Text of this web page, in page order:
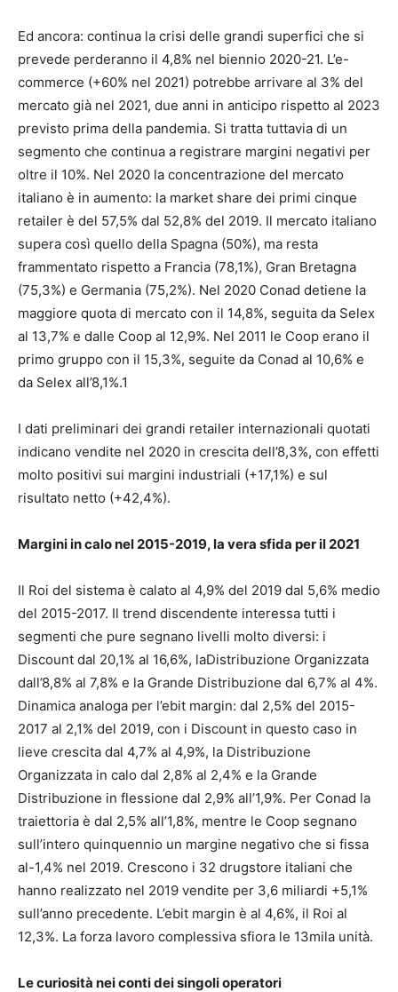
Ed ancora: continua la crisi delle grandi superfici che si
prevede perderanno il 4,8% nel biennio 2020-21. L’e-
commerce (+60% nel 2021) potrebbe arrivare al 3% del
mercato già nel 2021, due anni in anticipo rispetto al 2023
previsto prima della pandemia. Si tratta tuttavia di un
segmento che continua a registrare margini negativi per
oltre il 10%. Nel 2020 la concentrazione del mercato
italiano è in aumento: la market share dei primi cinque
retailer è del 57,5% dal 52,8% del 2019. Il mercato italiano
supera così quello della Spagna (50%), ma resta
frammentato rispetto a Francia (78,1%), Gran Bretagna
(75,3%) e Germania (75,2%). Nel 2020 Conad detiene la
maggiore quota di mercato con il 14,8%, seguita da Selex
al 13,7% e dalle Coop al 12,9%. Nel 2011 le Coop erano il
primo gruppo con il 15,3%, seguite da Conad al 10,6% e
da Selex all’8,1%.1
I dati preliminari dei grandi retailer internazionali quotati
indicano vendite nel 2020 in crescita dell’8,3%, con effetti
molto positivi sui margini industriali (+17,1%) e sul
risultato netto (+42,4%).
Margini in calo nel 2015-2019, la vera sfida per il 2021
Il Roi del sistema è calato al 4,9% del 2019 dal 5,6% medio
del 2015-2017. Il trend discendente interessa tutti i
segmenti che pure segnano livelli molto diversi: i
Discount dal 20,1% al 16,6%, laDistribuzione Organizzata
dall’8,8% al 7,8% e la Grande Distribuzione dal 6,7% al 4%.
Dinamica analoga per l’ebit margin: dal 2,5% del 2015-
2017 al 2,1% del 2019, con i Discount in questo caso in
lieve crescita dal 4,7% al 4,9%, la Distribuzione
Organizzata in calo dal 2,8% al 2,4% e la Grande
Distribuzione in flessione dal 2,9% all’1,9%. Per Conad la
traiettoria è dal 2,5% all’1,8%, mentre le Coop segnano
sull’intero quinquennio un margine negativo che si fissa
al-1,4% nel 2019. Crescono i 32 drugstore italiani che
hanno realizzato nel 2019 vendite per 3,6 miliardi +5,1%
sull’anno precedente. L’ebit margin è al 4,6%, il Roi al
12,3%. La forza lavoro complessiva sfiora le 13mila unità.
Le curiosità nei conti dei singoli operatori